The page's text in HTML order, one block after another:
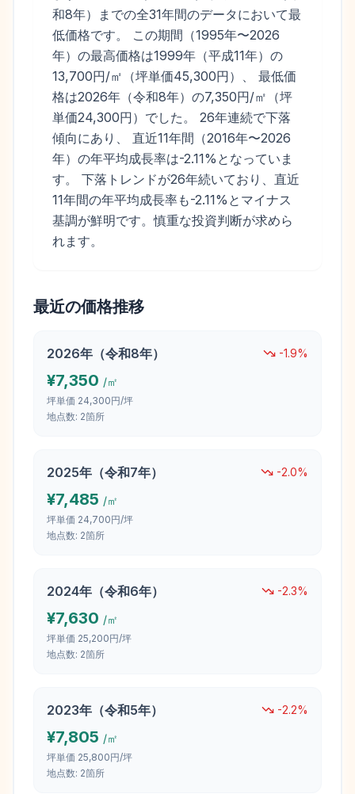
和8年）までの全31年間のデータにおいて最
低価格です。 この期間（1995年〜2026
年）の最高価格は1999年（平成11年）の
13,700円/㎡（坪単価45,300円）、 最低価
格は2026年（令和8年）の7,350円/㎡（坪
単価24,300円）でした。 26年連続で下落
傾向にあり、 直近11年間（2016年〜2026
年）の年平均成長率は-2.11%となっていま
す。 下落トレンドが26年続いており、直近
11年間の年平均成長率も-2.11%とマイナス
基調が鮮明です。慎重な投資判断が求めら
れます。
最近の価格推移
2026年（令和8年） -1.9%
¥7,350 /㎡
坪単価 24,300円/坪
地点数: 2箇所
2025年（令和7年） -2.0%
¥7,485 /㎡
坪単価 24,700円/坪
地点数: 2箇所
2024年（令和6年） -2.3%
¥7,630 /㎡
坪単価 25,200円/坪
地点数: 2箇所
2023年（令和5年） -2.2%
¥7,805 /㎡
坪単価 25,800円/坪
地点数: 2箇所